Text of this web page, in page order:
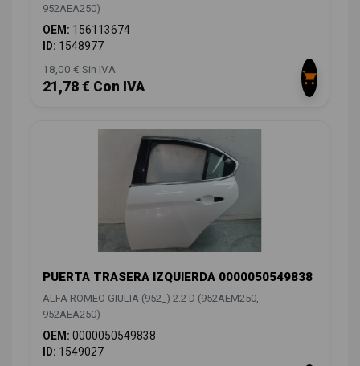
952AEA250)
OEM: 156113674
ID: 1548977
18,00 € Sin IVA
21,78 € Con IVA
PUERTA TRASERA IZQUIERDA 0000050549838
ALFA ROMEO GIULIA (952_) 2.2 D (952AEM250,
952AEA250)
OEM: 0000050549838
ID: 1549027